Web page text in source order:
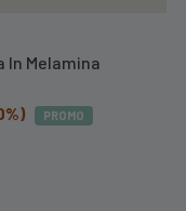
Melamina
PROMO